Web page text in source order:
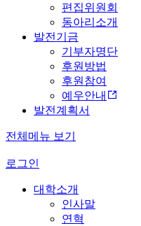
편집위원회
동아리소개
발전기금
기부자명단
후원방법
후원참여
예우안내
발전계획서
전체메뉴 보기
로그인
대학소개
인사말
연혁